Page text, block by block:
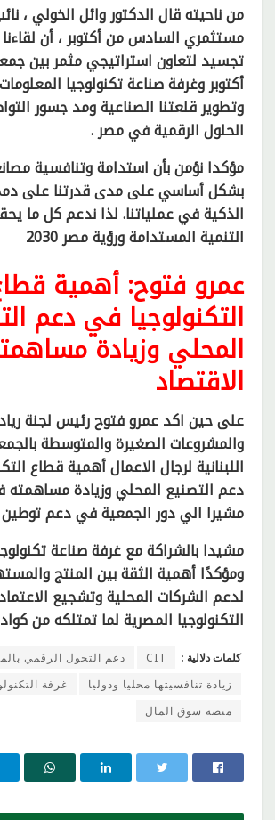
من ناحيته قال الدكتور وائل الخولي ،
مستثمري السادس من أكتوبر ، أن
أكتوبر وغرفة صناعة تكنولوجيا
وتطوير قلعتنا الصناعية ومد جسور
الحلول الرقمية في مصر .
مؤكدا نؤمن بأن استدامة وتنافسية
بشكل أساسي على مدى قدرتنا على
الذكية في عملياتنا. لذا ندعم كل ما
التنمية المستدامة ورؤية مصر 2030
عمرو فتوح: أهمية
التكنولوجيا في دعم
المحلي وزيادة
الاقتصاد
على حين اكد عمرو فتوح رئيس لجنة
والمشروعات الصغيرة والمتوسطة
اللبنانية لرجال الاعمال أهمية قطاع
دعم التصنيع المحلي وزيادة مساهمته
مشيرا الي دور الجمعية في دعم توطين
ومؤكدًا أهمية الثقة بين المنتج
لدعم الشركات المحلية وتشجيع
التكنولوجيا المصرية لما تمتلكه من
كلمات دلالية : CIT
دعم التحول الرقمي
زيادة تنافسيتها محليا ودوليا
غرفة
منصة سوق المال